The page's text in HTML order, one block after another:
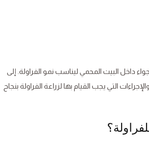
داخل البيت المحمي ليناسب نمو الفراولة. إلى
التي يجب القيام بها لزراعة الفراولة بنجاح